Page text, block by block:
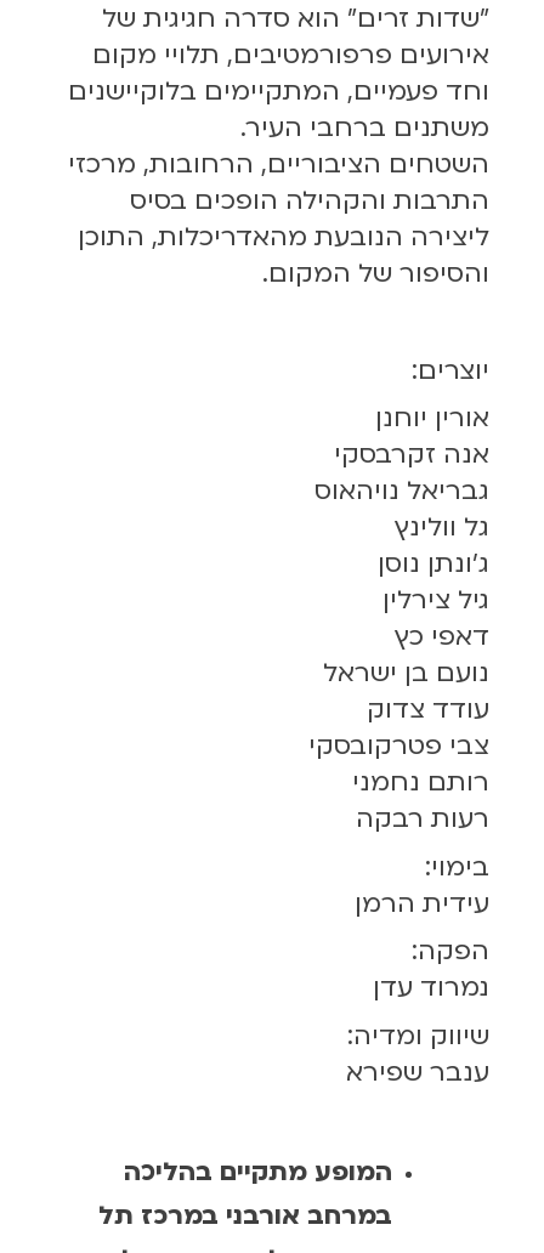
״שדות זרים״ הוא סדרה חגיגית של
אירועים פרפורמטיבים, תלויי מקום
וחד פעמיים, המתקיימים בלוקיישנים
משתנים ברחבי העיר.
השטחים הציבוריים, הרחובות, מרכזי
התרבות והקהילה הופכים בסיס
ליצירה הנובעת מהאדריכלות, התוכן
והסיפור של המקום.
יוצרים:
אורין יוחנן
אנה זקרבסקי
גבריאל נויהאוס
גל וולינץ
ג׳ונתן נוסן
גיל צירלין
דאפי כץ
נועם בן ישראל
עודד צדוק
צבי פטרקובסקי
רותם נחמני
רעות רבקה
בימוי:
עידית הרמן
הפקה:
נמרוד עדן
שיווק ומדיה:
ענבר שפירא
המופע מתקיים בהליכה
במרחב אורבני במרכז תל